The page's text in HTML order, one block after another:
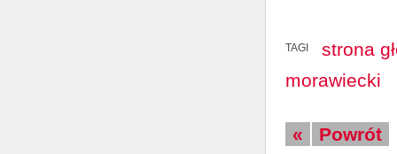
TAGI
strona
morawiecki
« Powrót